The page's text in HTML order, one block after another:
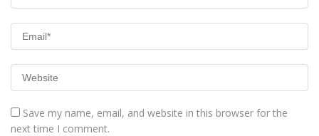
Save my name, email, and website in this browser for the
next time I comment.